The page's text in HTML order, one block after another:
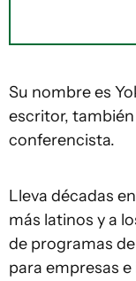
Su nombre es
escritor,
conferencista.
Lleva décadas
más latinos y a
de programas
para empresas